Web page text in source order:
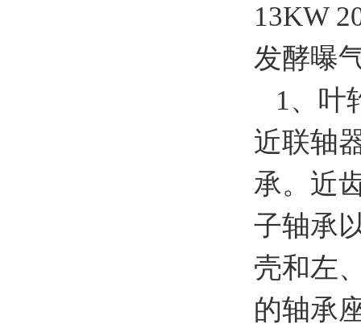
13KW
发酵曝
1、叶
近联轴
承。近
子轴承
壳和左
的轴承